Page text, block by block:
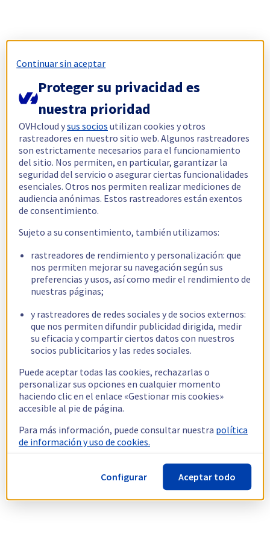
Continuar sin aceptar
Proteger su privacidad es
nuestra prioridad
OVHcloud ysus socios utilizan cookies y otros
rastreadores en nuestro sitio web. Algunos rastreadores
son estrictamente necesarios para el funcionamiento
del sitio. Nos permiten, en particular, garantizar la
seguridad del servicio o asegurar ciertas funcionalidades
esenciales. Otros nos permiten realizar mediciones de
audiencia anónimas. Estos rastreadores están exentos
de consentimiento.
Sujeto a su consentimiento, también utilizamos:
rastreadores de rendimiento y personalización: que
nos permiten mejorar su navegación según sus
preferencias y usos, así como medir el rendimiento de
nuestras páginas;
y rastreadores de redes sociales y de socios externos:
que nos permiten difundir publicidad dirigida, medir
su eficacia y compartir ciertos datos con nuestros
socios publicitarios y las redes sociales.
Puede aceptar todas las cookies, rechazarlas o
personalizar sus opciones en cualquier momento
haciendo clic en el enlace «Gestionar mis cookies»
accesible al pie de página.
Para más información, puede consultar nuestra política
de información y uso de cookies.
Configurar Aceptar todo